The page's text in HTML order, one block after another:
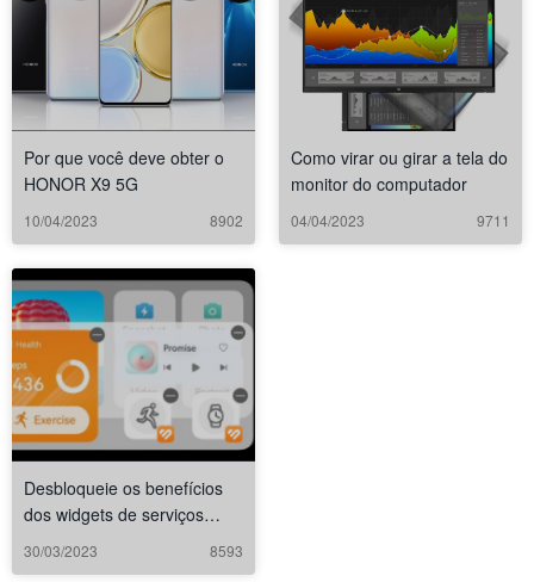
Por que você deve obter o
HONOR X9 5G
10/04/2023 8902
Como virar ou girar a tela do
monitor do computador
04/04/2023 9711
Desbloqueie os benefícios
dos widgets de serviços
inteligentes em smartphones
30/03/2023 8593